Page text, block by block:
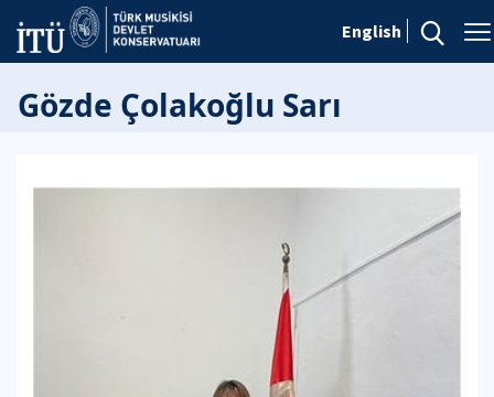
English
Gözde Çolakoğlu Sarı